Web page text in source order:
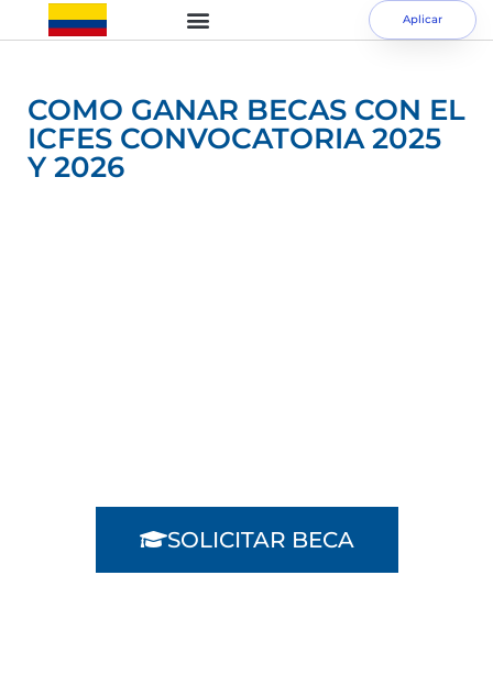
Aplicar
COMO GANAR BECAS CON EL
ICFES CONVOCATORIA 2025
Y 2026
SOLICITAR BECA